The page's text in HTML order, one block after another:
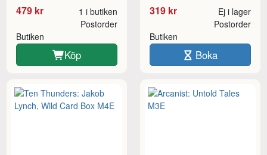
479 kr 1 i butiken
Butiken
Postorder
Köp
319 kr Ej i lager
Butiken
Postorder
Boka